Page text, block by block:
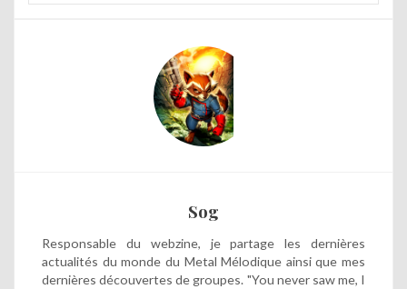
Sog
Responsable du webzine, je partage les dernières
actualités du monde du Metal Mélodique ainsi que mes
dernières découvertes de groupes. "You never saw me, I